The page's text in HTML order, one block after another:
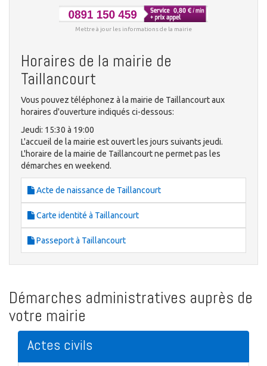
Mettre à jour les informations de la mairie
Horaires de la mairie de
Taillancourt
Vous pouvez téléphonez à la mairie de Taillancourt aux
horaires d'ouverture indiqués ci-dessous:
Jeudi: 15:30 à 19:00
L'accueil de la mairie est ouvert les jours suivants jeudi.
L'horaire de la mairie de Taillancourt ne permet pas les
démarches en weekend.
Acte de naissance de Taillancourt
Carte identité à Taillancourt
Passeport à Taillancourt
Démarches administratives auprès de
votre mairie
Actes civils